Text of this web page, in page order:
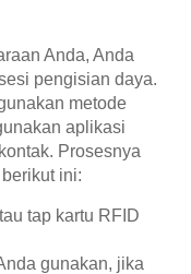
Anda, Anda
pengisian daya.
metode
aplikasi
Prosesnya
ini:
tap kartu RFID
gunakan, jika